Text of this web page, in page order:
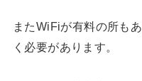
またWiFiが有料の所も
く必要があります。